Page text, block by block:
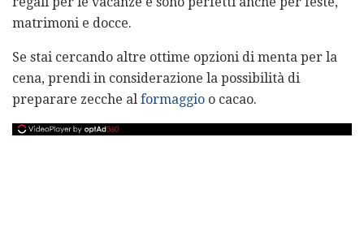
matrimoni e docce.
Se stai cercando altre ottime opzioni di menta per la
cena, prendi in considerazione la possibilità di
preparare zecche al formaggio o cacao.